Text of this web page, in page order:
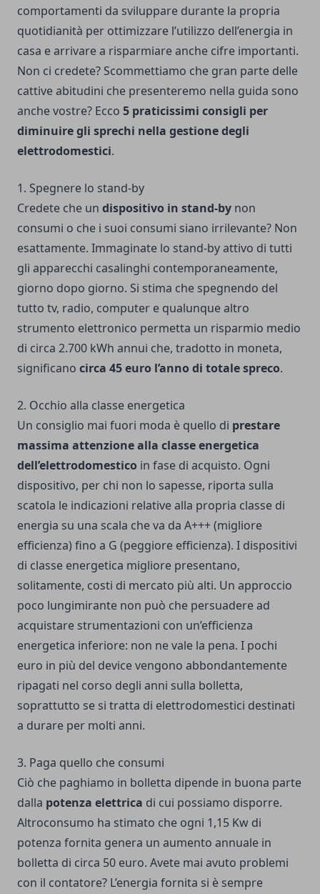
comportamenti da sviluppare durante la propria
quotidianità per ottimizzare l’utilizzo dell’energia in
casa e arrivare a risparmiare anche cifre importanti.
Non ci credete? Scommettiamo che gran parte delle
cattive abitudini che presenteremo nella guida sono
anche vostre? Ecco 5 praticissimi consigli per
diminuire gli sprechi nella gestione degli
elettrodomestici.
1. Spegnere lo stand-by
Credete che un dispositivo in stand-by non
consumi o che i suoi consumi siano irrilevante? Non
esattamente. Immaginate lo stand-by attivo di tutti
gli apparecchi casalinghi contemporaneamente,
giorno dopo giorno. Si stima che spegnendo del
tutto tv, radio, computer e qualunque altro
strumento elettronico permetta un risparmio medio
di circa 2.700 kWh annui che, tradotto in moneta,
significano circa 45 euro l’anno di totale spreco.
2. Occhio alla classe energetica
Un consiglio mai fuori moda è quello di prestare
massima attenzione alla classe energetica
dell’elettrodomestico in fase di acquisto. Ogni
dispositivo, per chi non lo sapesse, riporta sulla
scatola le indicazioni relative alla propria classe di
energia su una scala che va da A+++ (migliore
efficienza) fino a G (peggiore efficienza). I dispositivi
di classe energetica migliore presentano,
solitamente, costi di mercato più alti. Un approccio
poco lungimirante non può che persuadere ad
acquistare strumentazioni con un’efficienza
energetica inferiore: non ne vale la pena. I pochi
euro in più del device vengono abbondantemente
ripagati nel corso degli anni sulla bolletta,
soprattutto se si tratta di elettrodomestici destinati
a durare per molti anni.
3. Paga quello che consumi
Ciò che paghiamo in bolletta dipende in buona parte
dalla potenza elettrica di cui possiamo disporre.
Altroconsumo ha stimato che ogni 1,15 Kw di
potenza fornita genera un aumento annuale in
bolletta di circa 50 euro. Avete mai avuto problemi
con il contatore? L’energia fornita si è sempre